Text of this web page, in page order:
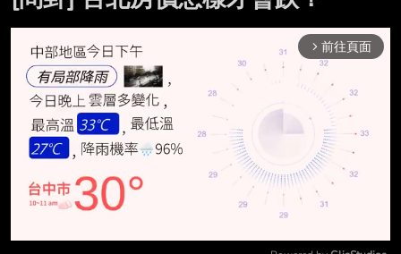
arrow_forward_ios 前往頁面